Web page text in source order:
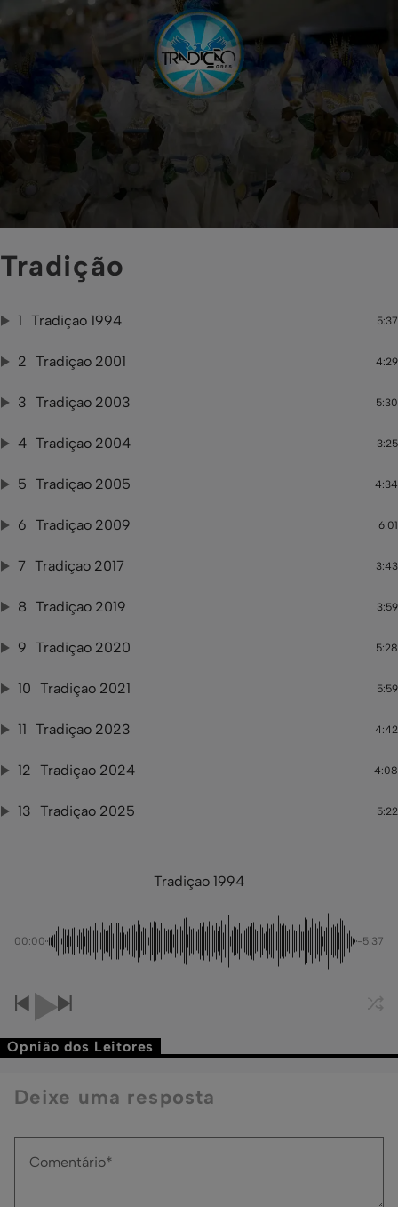
Tradição
1 Tradiçao 1994 5:37
2 Tradiçao 2001 4:29
3 Tradiçao 2003 5:30
4 Tradiçao 2004 3:25
5 Tradiçao 2005 4:34
6 Tradiçao 2009 6:01
7 Tradiçao 2017 3:43
8 Tradiçao 2019 3:59
9 Tradiçao 2020 5:28
10 Tradiçao 2021 5:59
11 Tradiçao 2023 4:42
12 Tradiçao 2024 4:08
13 Tradiçao 2025 5:22
Tradiçao 1994
00:00 -5:37
Opnião dos Leitores
Deixe uma resposta